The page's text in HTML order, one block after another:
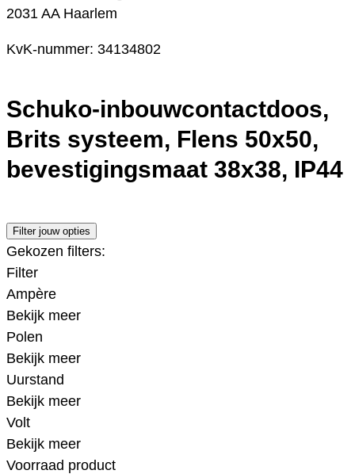
2031 AA Haarlem
KvK-nummer: 34134802
Schuko-inbouwcontactdoos,
Brits systeem, Flens 50x50,
bevestigingsmaat 38x38, IP44
Filter jouw opties
Gekozen filters:
Filter
Ampère
Bekijk meer
Polen
Bekijk meer
Uurstand
Bekijk meer
Volt
Bekijk meer
Voorraad product